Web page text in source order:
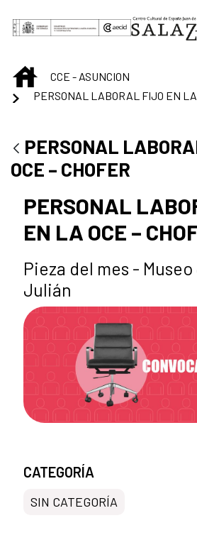
Saltar al contenido principal
INICIOCCE - ASUNCION
PERSONAL
OCE – CHOFER
PERSONAL
EN LA OCE –
Pieza del mes -
Julián
CATEGORÍA
SIN CATEGORÍA